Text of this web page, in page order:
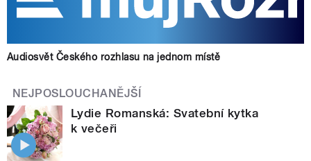
Audiosvět Českého rozhlasu na jednom místě
NEJPOSLOUCHANĚJŠÍ
Lydie Romanská: Svatební kytka
k večeři